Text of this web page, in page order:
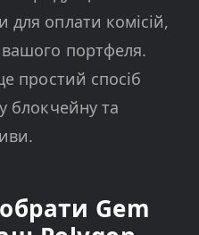
оплати комісій,
портфеля.
простий спосіб
блокчейну та
Gem